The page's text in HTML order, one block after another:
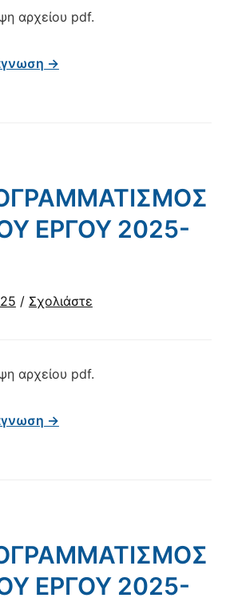
αρχείου pdf.
→
ΕΡΓΟΥ 2025-
/ Σχολιάστε
αρχείου pdf.
→
ΕΡΓΟΥ 2025-